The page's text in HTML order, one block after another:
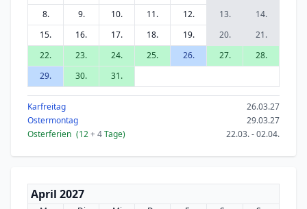
8.
9. 10. 11. 12. 13.
14.
15.
16. 17. 18. 19. 20.
21.
22.
23. 24. 25. 26. 27.
28.
29.
30. 31.
Karfreitag
26.03.27
Ostermontag
29.03.27
Osterferien (12+ 4Tage) 22.03. - 02.04.
April 2027